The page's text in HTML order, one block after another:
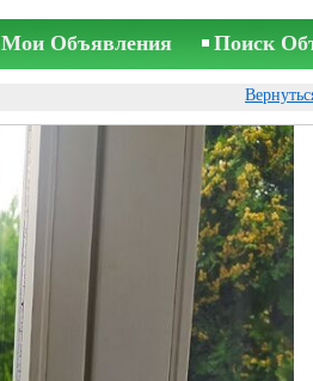
Мои Объявления Поиск